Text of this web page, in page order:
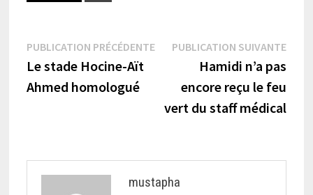
Navigation
de
PUBLICATION PRÉCÉDENTEPublication
précédente :
Le stade Hocine-Aït
Ahmed homologué
PUBLICATION SUIVANTE
Hamidi n’a pas
encore reçu le feu
vert du staff médical
mustapha